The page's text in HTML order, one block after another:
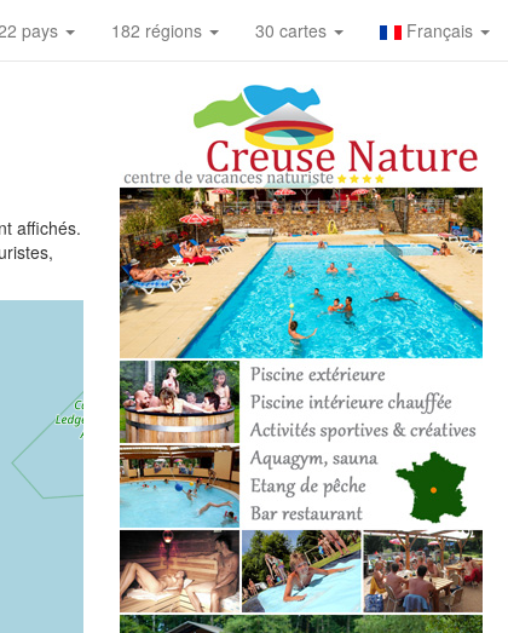
pays 182 régions 30 cartes Français
affichés.